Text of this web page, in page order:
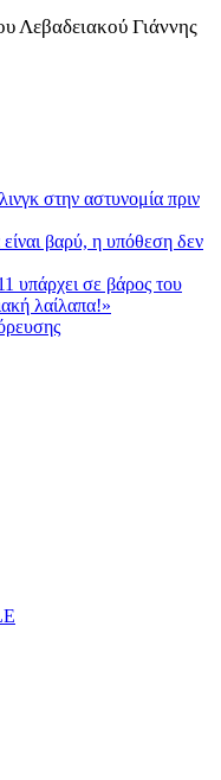
Λεβαδειακού Γιάννης
στην αστυνομία πριν
βαρύ, η υπόθεση δεν
υπάρχει σε βάρος του
λαίλαπα!»